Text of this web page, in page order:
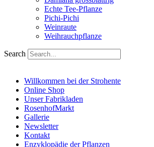
Echte Tee-Pflanze
Pichi-Pichi
Weinraute
Weihrauchpflanze
Search
Willkommen bei der Strohente
Online Shop
Unser Fabrikladen
RosenhofMarkt
Gallerie
Newsletter
Kontakt
Enzyklopädie der Pflanzen